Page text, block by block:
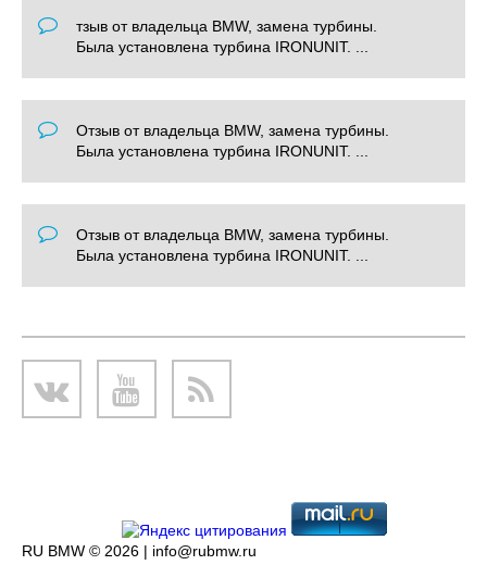
тзыв от владельца BMW, замена турбины.
Была установлена турбина IRONUNIT. ...
Отзыв от владельца BMW, замена турбины.
Была установлена турбина IRONUNIT. ...
Отзыв от владельца BMW, замена турбины.
Была установлена турбина IRONUNIT. ...
RU BMW © 2026 | info@rubmw.ru